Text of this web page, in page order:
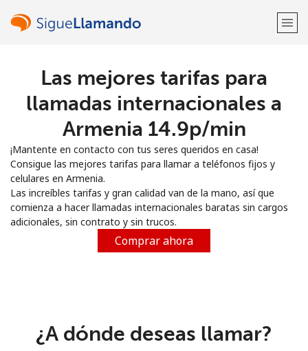
¡Bienvenido!
Regístrate con
o
Las mejores tarifas para
llamadas internacionales a
Armenia ⁦14.9p⁩/min
¡Mantente en contacto con tus seres queridos en casa!
Consigue las mejores tarifas para llamar a teléfonos fijos y
celulares en Armenia.
Las increíbles tarifas y gran calidad van de la mano, así que
comienza a hacer llamadas internacionales baratas sin cargos
adicionales, sin contrato y sin trucos.
Comprar ahora
¿A dónde deseas llamar?